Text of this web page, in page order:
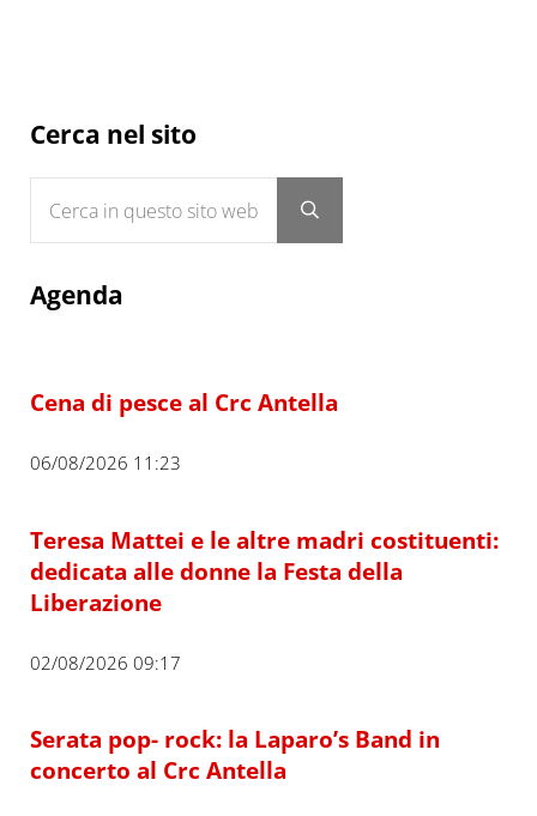
Sidebar
Cerca nel sito
Submit search
Agenda
Cena di pesce al Crc Antella
06/08/2026 11:23
Teresa Mattei e le altre madri costituenti:
dedicata alle donne la Festa della
Liberazione
02/08/2026 09:17
Serata pop- rock: la Laparo’s Band in
concerto al Crc Antella